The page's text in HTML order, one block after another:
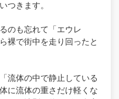
つきます。
のも忘れて「エウレ
裸で街中を走り回ったと
流体の中で静止している
に流体の重さだけ軽くな